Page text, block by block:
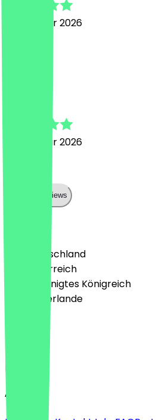
23. Februar 2026
22. Februar 2026
Show all reviews
🇩🇪 Deutschland
🇦🇹 Österreich
🇬🇧 Vereinigtes Königreich
🇳🇱 Niederlande
Deutsch
English
About